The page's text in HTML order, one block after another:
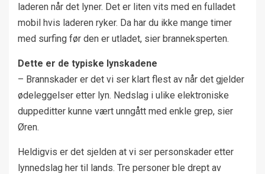
laderen når det lyner. Det er liten vits med en fulladet
mobil hvis laderen ryker. Da har du ikke mange timer
med surfing før den er utladet, sier branneksperten.
Dette er de typiske lynskadene
– Brannskader er det vi ser klart flest av når det gjelder
ødeleggelser etter lyn. Nedslag i ulike elektroniske
duppeditter kunne vært unngått med enkle grep, sier
Øren.
Heldigvis er det sjelden at vi ser personskader etter
lynnedslag her til lands. Tre personer ble drept av